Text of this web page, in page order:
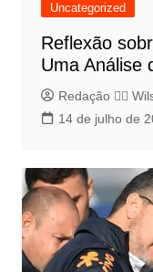
Uncategorized
Reflexão
Uma Análise
Redação 👨‍⚖️​
14 de julho de